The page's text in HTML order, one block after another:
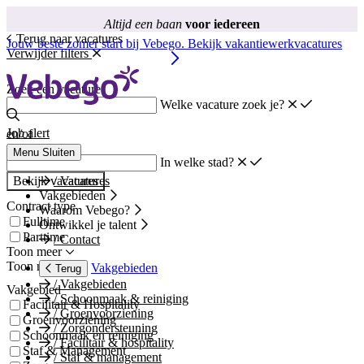
Jouw beste zomer start bij Vebego. Bekijk vakantiewerkvacatures
Job alert
Menu Sluiten
/Vacatures
Vakgebieden
Waarom Vebego?
Ontwikkel je talent
/Contact
Terug
Vakgebieden
/Vakgebieden
/Schoonmaak & reiniging
/Groenvoorziening
/Zorgondersteuning
/Facilitair & hospitality
/Staf & management
Altijd een baan voor iedereen
Terug naar vacatures
Verwijder filters
Zoek een vacature
Welke vacature zoek je?
en/of
In welke stad?
Bekijk vacatures
Contract type
Fulltime
Parttime
Toon meer
Toon minder
Vakgebied
Facilitair & Hospitality
Groenvoorziening
Schoonmaak en reiniging
Staf & Management